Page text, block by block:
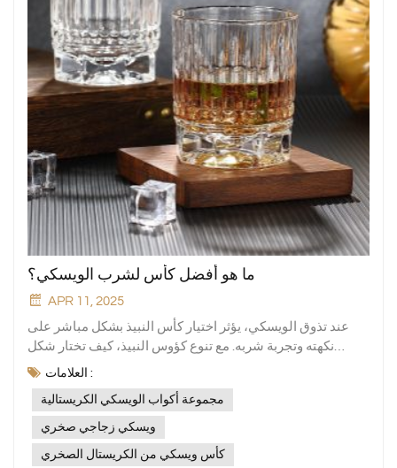
ما هو أفضل كأس لشرب الويسكي؟
APR 11, 2025
عند تذوق الويسكي، يؤثر اختيار كأس النبيذ بشكل مباشر على
نكهته وتجربة شربه. مع تنوع كؤوس النبيذ، كيف تختار شكل
الكأس الأنسب للويسكي؟ لنكتشف ذلك.الزجاج القديمالزجاج
من كأس الويسكي ويحتل مكانة مهمة في مجال الأواني الزجاجية.
350 مل. صُمم هذا الكأس في الأصل لحمل الويسكي على الثلج.
يمكن للجسم القصير والسميك تثبيت مكعبات الثلج بشكل أفضل
العلامات :
مجموعة أكواب الويسكي الكريستالية
ويسكي زجاجي صخري
كأس ويسكي من الكريستال الصخري